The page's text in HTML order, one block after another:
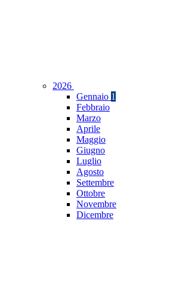
2026
Gennaio 1
Febbraio
Marzo
Aprile
Maggio
Giugno
Luglio
Agosto
Settembre
Ottobre
Novembre
Dicembre